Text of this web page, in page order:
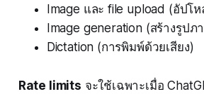
Image และ file upload (อัปโ
Image generation (สร้างรูปภ
Dictation (การพิมพ์ด้วยเสียง)
Rate limits จะใช้เฉพาะเมื่อ